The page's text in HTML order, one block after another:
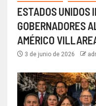
ESTADOS UNIDOS
GOBERNADORES
AMÉRICO
3 de junio de 2026